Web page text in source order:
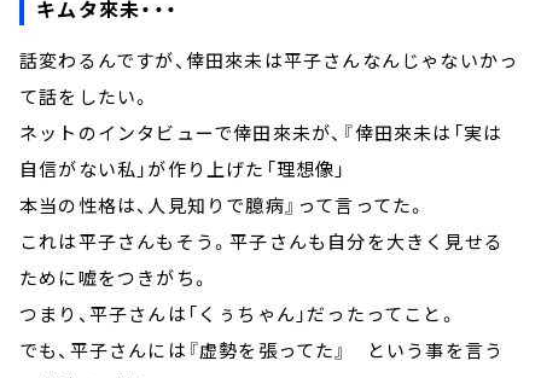
キムタ來未・・・
話変わるんですが、倖田來未は平子さんなんじゃないかっ
て話をしたい。
ネットのインタビューで倖田來未が、『倖田來未は「実は
自信がない私」が作り上げた「理想像」
本当の性格は、人見知りで臆病』って言ってた。
これは平子さんもそう。平子さんも自分を大きく見せる
ために嘘をつきがち。
つまり、平子さんは「くぅちゃん」だったってこと。
でも、平子さんには『虚勢を張ってた』 という事を言う